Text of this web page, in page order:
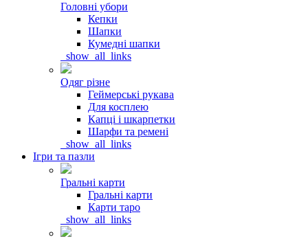
Головні убори
Кепки
Шапки
Кумедні шапки
_show_all_links
Одяг різне
Геймерські рукава
Для косплею
Капці і шкарпетки
Шарфи та ремені
_show_all_links
Ігри та пазли
Гральні карти
Гральні карти
Карти таро
_show_all_links